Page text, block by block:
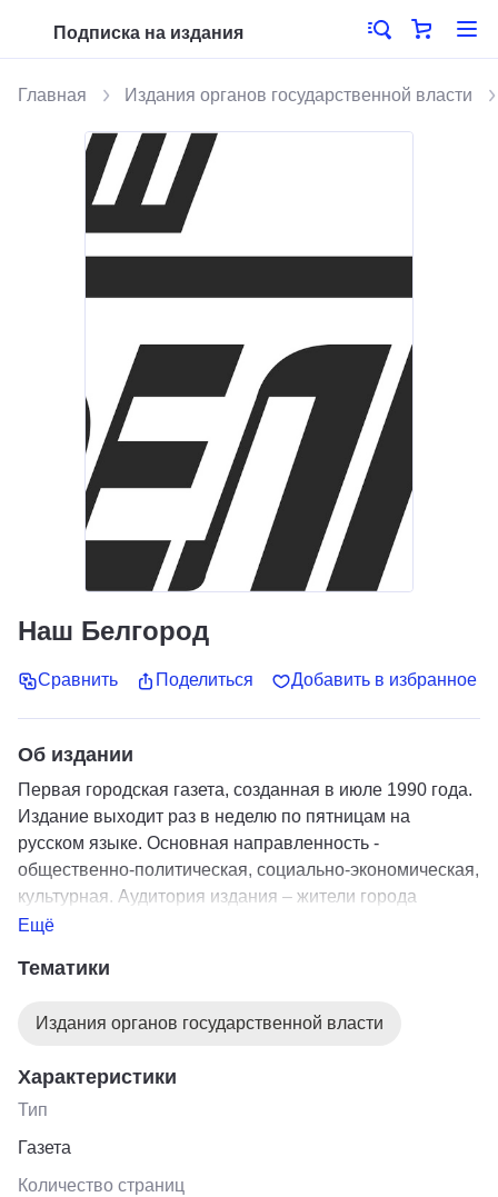
Подписка на издания
Главная Издания органов государственной власти
Наш Белгород
Сравнить Поделиться Добавить в избранное
Об издании
Первая городская газета, созданная в июле 1990 года.
Издание выходит раз в неделю по пятницам на
русском языке. Основная направленность -
общественно-политическая, социально-экономическая,
культурная. Аудитория издания – жители города
Белгорода и белгородской агломерации среднего и
Ещё
Тематики
Издания органов государственной власти
Характеристики
Тип
Газета
Количество страниц